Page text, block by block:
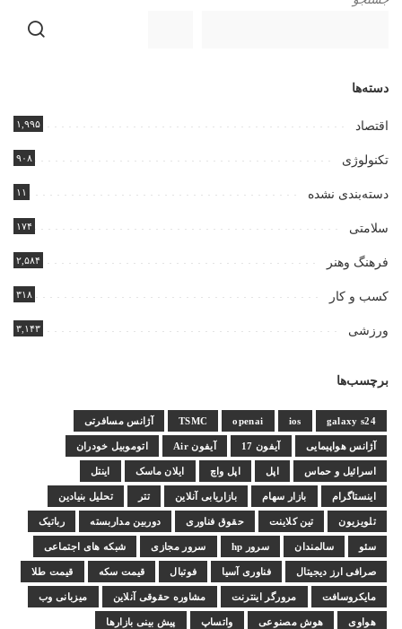
دسته‌ها
اقتصاد ۱,۹۹۵
تکنولوژی ۹۰۸
دسته‌بندی نشده ۱۱
سلامتی ۱۷۴
فرهنگ وهنر ۲,۵۸۴
کسب و کار ۳۱۸
ورزشی ۳,۱۴۳
برچسب‌ها
galaxy s24
ios
openai
TSMC آژانس مسافرتی
آژانس هواپیمایی آیفون 17 آیفون Air اتوموبیل خودران
اسرائیل و حماس اپل اپل واچ ایلان ماسک اینتل
اینستاگرام بازار سهام بازاریابی آنلاین تتر تحلیل بنیادین
تلویزیون تین کلاینت حقوق فناوری دوربین مداربسته رباتیک
سئو سالمندان سرور hp سرور مجازی شبکه های اجتماعی
صرافی ارز دیجیتال فناوری آسیا فوتبال قیمت سکه قیمت طلا
مایکروسافت مرورگر اینترنت مشاوره حقوقی آنلاین میزبانی وب
هواوی هوش مصنوعی واتساپ پیش بینی بازارها